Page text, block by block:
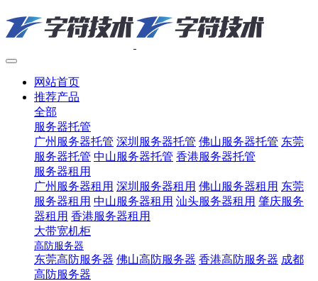
网站首页
推荐产品
全部
服务器托管
广州服务器托管 深圳服务器托管 佛山服务器托管 东莞
服务器托管 中山服务器托管 香港服务器托管
服务器租用
广州服务器租用 深圳服务器租用 佛山服务器租用 东莞
服务器租用 中山服务器租用 汕头服务器租用 肇庆服务
器租用 香港服务器租用
大带宽机柜
高防服务器
东莞高防服务器 佛山高防服务器 香港高防服务器 成都
高防服务器